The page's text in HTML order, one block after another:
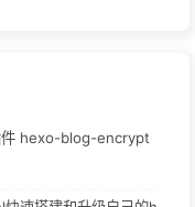
件 hexo-blog-encrypt